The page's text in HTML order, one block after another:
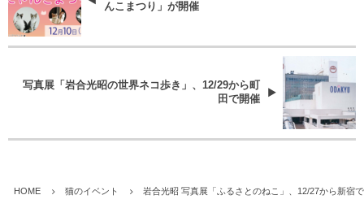
んこまつり」が開催
写真展「岩合光昭の世界ネコ歩き」、12/29から町
田で開催
HOME 猫のイベント 岩合光昭 写真展「ふるさとのねこ」、12/27から新宿